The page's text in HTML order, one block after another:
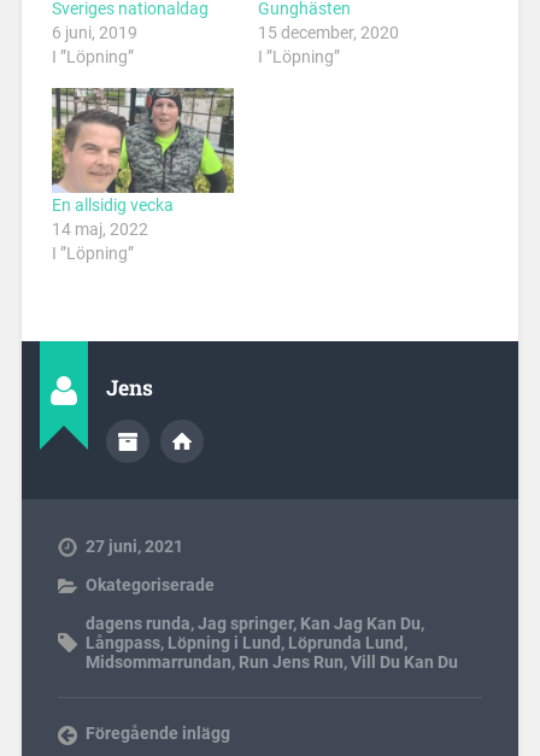
Sveriges nationaldag
6 juni, 2019
I ”Löpning”
Gunghästen
15 december, 2020
I ”Löpning”
En allsidig vecka
14 maj, 2022
I ”Löpning”
Jens
27 juni, 2021
Okategoriserade
dagens runda,Jag springer, Kan Jag Kan Du,
Långpass, Löpning i Lund , Löprunda Lund ,
Midsommarrundan, Run Jens Run,Vill Du Kan Du
Föregående inlägg